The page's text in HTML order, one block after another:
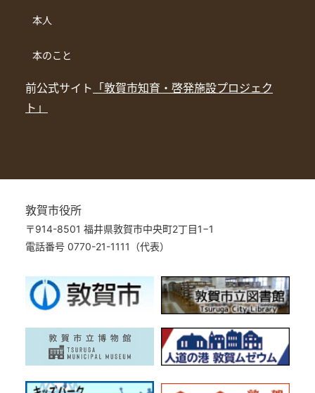
本人
本のこと
前公式サイト 「敦賀市知育・啓発施設プロジェク
ト」
敦賀市役所
〒914-8501 福井県敦賀市中央町2丁目1−1
電話番号 0770-21-1111（代表）